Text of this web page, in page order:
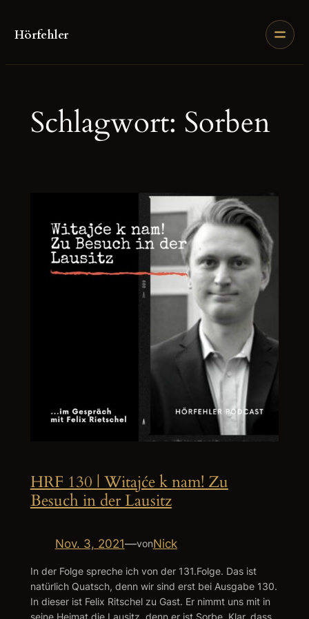
Inhalt
Hörfehler
Schlagwort: Sorben
HRF 130 | Witajće k nam! Zu
Besuch in der Lausitz
Nov. 3, 2021—vonNick
In der Folge spreche ich von der 131.Folge. Das ist
natürlich Quatsch, denn wir sind erst bei Ausgabe 130.
In dieser ist Felix Ritschel zu Gast. Er nimmt uns mit in